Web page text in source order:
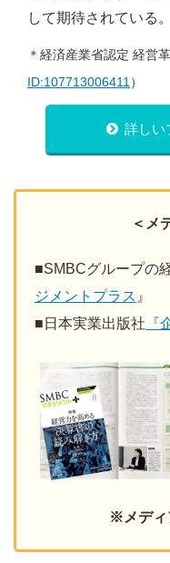
して期待されている。
＊経済産業省認定 経営
ID:107713006411）
詳しい
＜メ
■SMBCグループの
ジメントプラス 』
■ 日本実業出版社 『
※メディ